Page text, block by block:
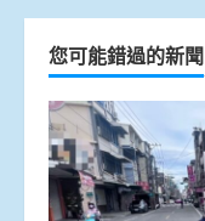
您可能錯過的新聞